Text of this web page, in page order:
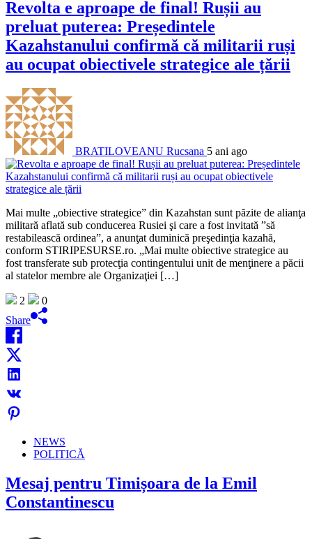
Revolta e aproape de final! Rușii au
preluat puterea: Președintele
Kazahstanului confirmă că militarii ruși
au ocupat obiectivele strategice ale țării
BRATILOVEANU Rucsana 5 ani ago
Mai multe „obiective strategice” din Kazahstan sunt păzite de alianţa
militară aflată sub conducerea Rusiei şi care a fost invitată ”să
restabilească ordinea”, a anunţat duminică preşedinţia kazahă,
conform STIRIPESURSE.ro. „Mai multe obiective strategice au
fost transferate sub protecţia contingentului unit de menţinere a păcii
al statelor membre ale Organizaţiei […]
2
0
Share
NEWS
POLITICĂ
Mesaj pentru Timișoara de la Emil
Constantinescu